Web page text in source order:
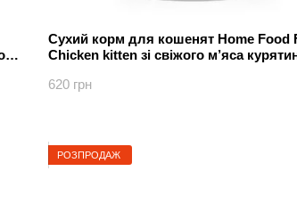
Сухий корм для кошенят Home Food
Chicken kitten зі свіжого м’яса
620 грн
РОЗПРОДАЖ